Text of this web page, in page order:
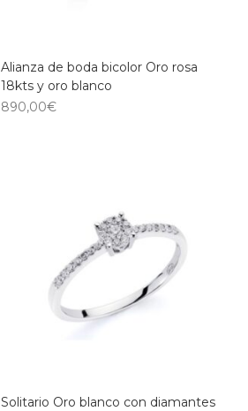
Alianza de boda bicolor Oro rosa
18kts y oro blanco
890,00€
Solitario Oro blanco con diamantes